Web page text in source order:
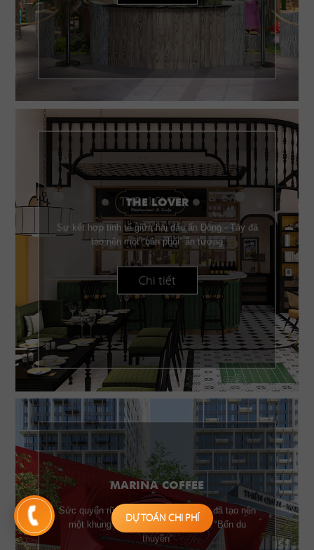
THE LOVER
Sự kết hợp tinh tế giữa hai dấu ấn Đông - Tây đã
tạo nên một “bản phối” ấn tượng
Chi tiết
MARINA COFFEE
Sức quyến rũ của những chiếc buồm đã tạo nên
một khung cảnh đặc trưng của một “Bến du
thuyền”
DỰ TOÁN CHI PHÍ